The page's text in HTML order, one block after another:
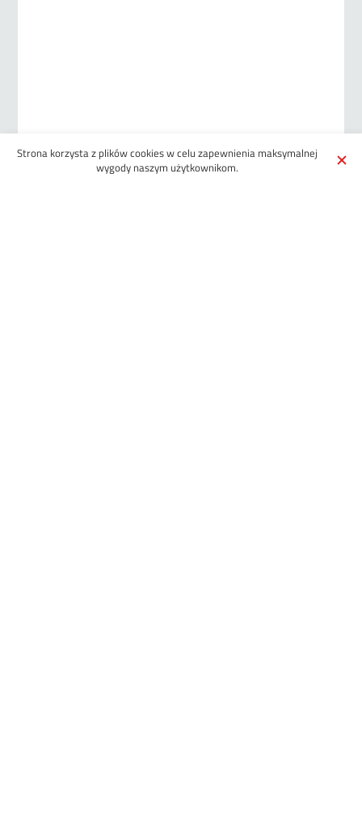
Strona korzysta z plików cookies w celu zapewnienia maksymalnej
wygody naszym użytkownikom.
What would you like to join/cut?